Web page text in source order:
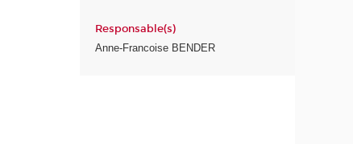
Responsable(s)
Anne-Francoise BENDER